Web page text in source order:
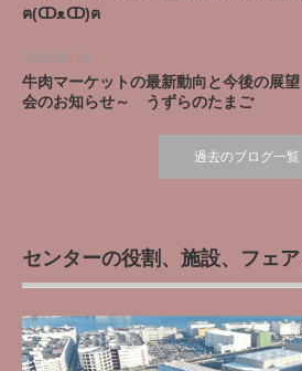
ฅ(ↀᴥↀ)ฅ
2026.06.19
牛肉マーケットの最新動向と今後の展
会のお知らせ～ うずらのたまご
過去のブログ一覧
センターの役割、施設、フェ